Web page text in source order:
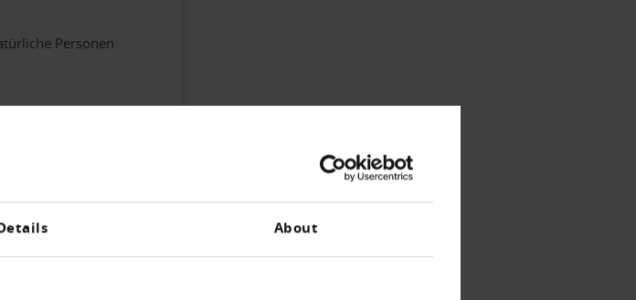
About
Personen
beschlossen.